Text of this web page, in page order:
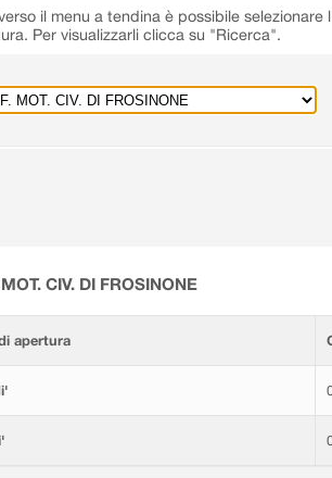
il menu a tendina è possibile
Per visualizzarli clicca su "Ricerca".
CIV. DI FROSINONE
apertura